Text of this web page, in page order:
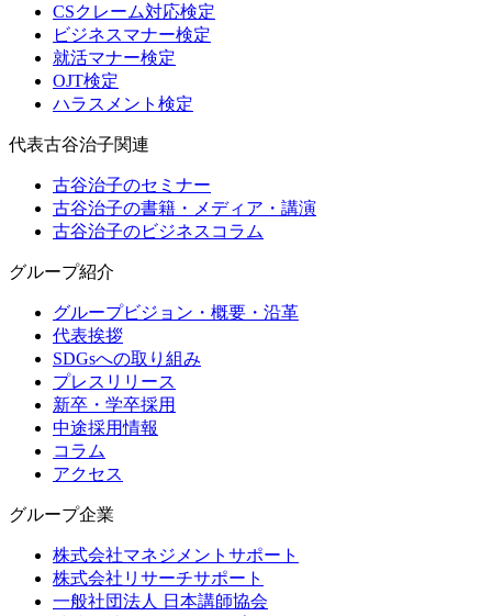
CSクレーム対応検定
ビジネスマナー検定
就活マナー検定
OJT検定
ハラスメント検定
代表古谷治子関連
古谷治子のセミナー
古谷治子の書籍・メディア・講演
古谷治子のビジネスコラム
グループ紹介
グループビジョン・概要・沿革
代表挨拶
SDGsへの取り組み
プレスリリース
新卒・学卒採用
中途採用情報
コラム
アクセス
グループ企業
株式会社マネジメントサポート
株式会社リサーチサポート
一般社団法人 日本講師協会